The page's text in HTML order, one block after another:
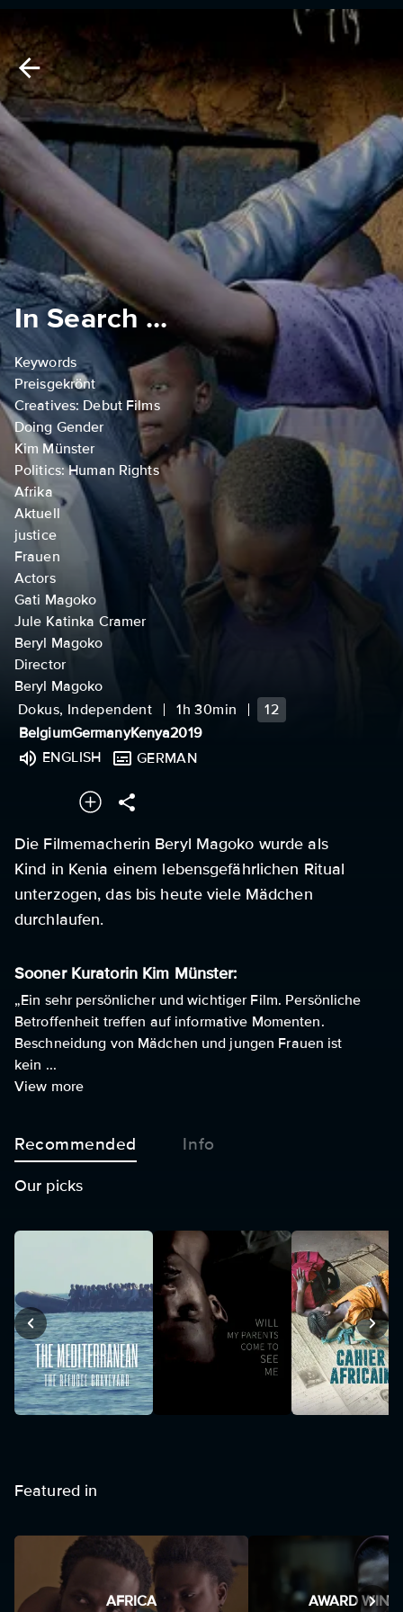
In Search ...
Keywords
Preisgekrönt
Creatives: Debut Films
Doing Gender
Kim Münster
Politics: Human Rights
Afrika
Aktuell
justice
Frauen
Actors
Gati Magoko
Jule Katinka Cramer
Beryl Magoko
Director
Beryl Magoko
Dokus, Independent
1h 30min
12
BelgiumGermanyKenya2019
ENGLISH
GERMAN
Die Filmemacherin Beryl Magoko wurde als
Kind in Kenia einem lebensgefährlichen Ritual
unterzogen, das bis heute viele Mädchen
durchlaufen.
Sooner Kuratorin Kim Münster:
„Ein sehr persönlicher und wichtiger Film. Persönliche
Betroffenheit treffen auf informative Momenten.
Beschneidung von Mädchen und jungen Frauen ist
kein ...
View more
Recommended Info
Our picks
Featured in
AFRICA AWARD